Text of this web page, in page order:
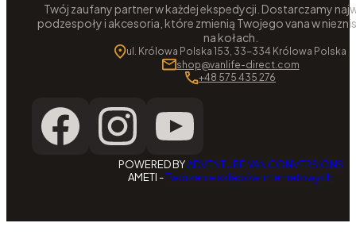
Twój zaufany partner w każdej ekspedycji. Dostarczamy
podzespoły i akcesoria, które zmienią Twojego vana w
na kołach.
ul. Królowa Polska 153, 33-334 Królowa Polska
shop@vanlife-direct.com
+48 575 435 276
POWERED BYADVENTURE VAN CONVERSIONS
AMETI -Tworzenie sklepów internetowych